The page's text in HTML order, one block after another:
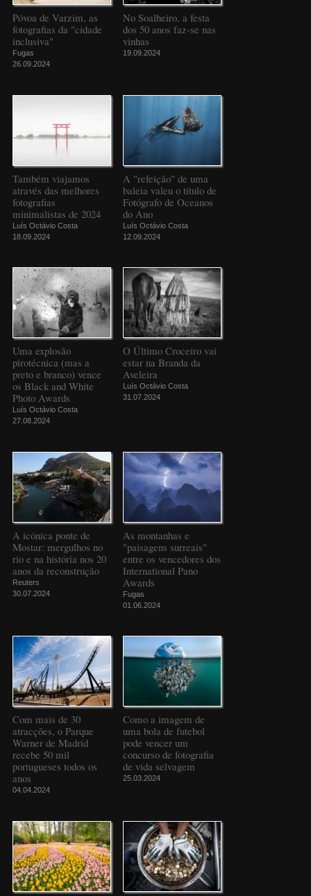
Póvoa de Varzim, as
fotografias da "cidade
inclusiva"
Fugas
26.09.2024
No Soalheiro, a festa
dos 50 anos faz-se nas
vinhas
19.09.2024
Também viajamos
através das melhores
fotografias
minimalistas de 2024
Luís Octávio Costa
18.09.2024
A "refeição" de uma
baleia valeu o título de
Fotógrafo de Oceanos
do Ano
Luís Octávio Costa
12.09.2024
Uma explosão
pirotécnica (mas a
preto e branco) vence
os Black and White
Photo Awards
Luís Octávio Costa
27.08.2024
O Último Croceiro vai
estar na Branda da
Aveleira
Luís Octávio Costa
31.07.2024
A icónica ponte de
Mostar: mergulhos no
rio e na história nos 20
anos da reconstrução
Reuters
30.07.2024
As montanhas e
"paisagens surreais"
entre os vencedores dos
International Pano
Awards
Fugas
01.06.2024
Com mais de 30
atracções, o Parque
Warner de Madrid
recebe 50 mil
portugueses todos os
anos
04.04.2024
Como a imagem de
uma bola de futebol
pode vencer um
concurso de fotografia
de vida selvagem
25.03.2024